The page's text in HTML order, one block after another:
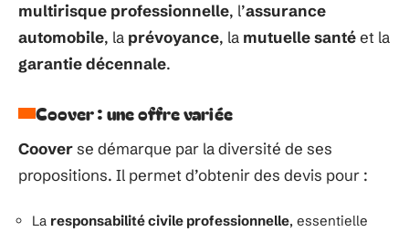
multirisque professionnelle, l’assurance
automobile, la prévoyance, la mutuelle santéet la
garantie décennale.
Coover : une offre variée
Cooverse démarque par la diversité de ses
propositions. Il permet d’obtenir des devis pour :
La responsabilité civile professionnelle, essentielle